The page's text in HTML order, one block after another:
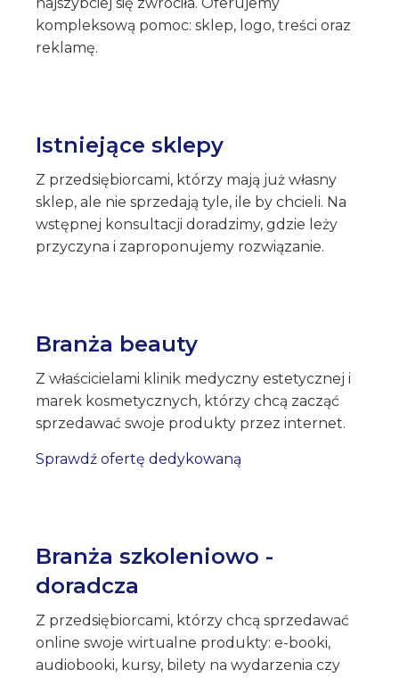
kompleksową pomoc: sklep, logo, treści oraz
reklamę.
Istniejące sklepy
Z przedsiębiorcami, którzy mają już własny
sklep, ale nie sprzedają tyle, ile by chcieli. Na
wstępnej konsultacji doradzimy, gdzie leży
przyczyna i zaproponujemy rozwiązanie.
Branża beauty
Z właścicielami klinik medyczny estetycznej i
marek kosmetycznych, którzy chcą zacząć
sprzedawać swoje produkty przez internet.
Sprawdź ofertę dedykowaną
Branża szkoleniowo -
doradcza
Z przedsiębiorcami, którzy chcą sprzedawać
online swoje wirtualne produkty: e-booki,
audiobooki, kursy, bilety na wydarzenia czy